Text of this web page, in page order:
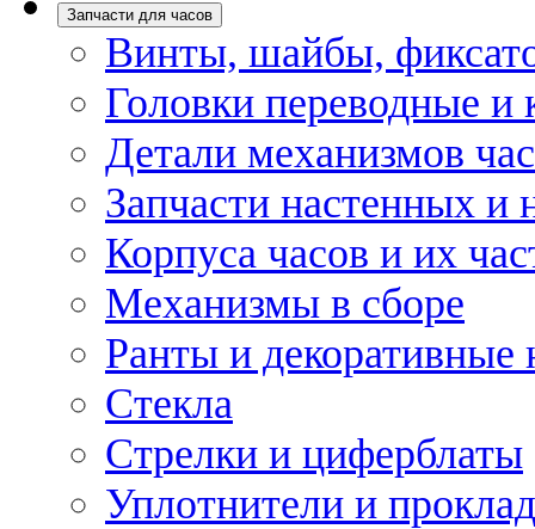
Запчасти для часов
Винты, шайбы,
Головки переводные и
Детали механизмов
Запчасти настенных и
Корпуса часов и их
Механизмы в сборе
Ранты и декоративные
Стекла
Стрелки и циферблаты
Уплотнители и